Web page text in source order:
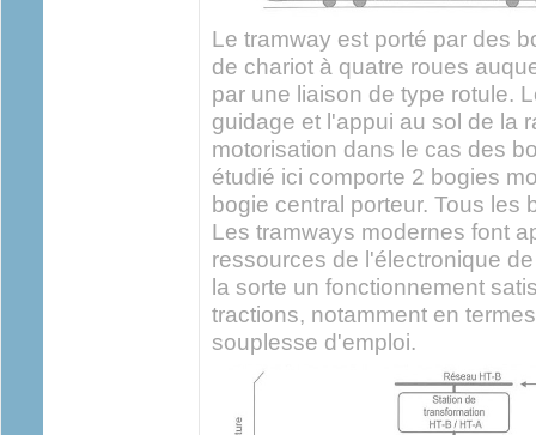
Le tramway est porté par des
de chariot à quatre roues
par une liaison de type rotule.
guidage et l'appui au sol de la
motorisation dans le cas des
étudié ici comporte 2 bogies
bogie central porteur. Tous les
Les tramways modernes font
ressources de l'électronique
la sorte un fonctionnement
tractions, notamment en
souplesse d'emploi.